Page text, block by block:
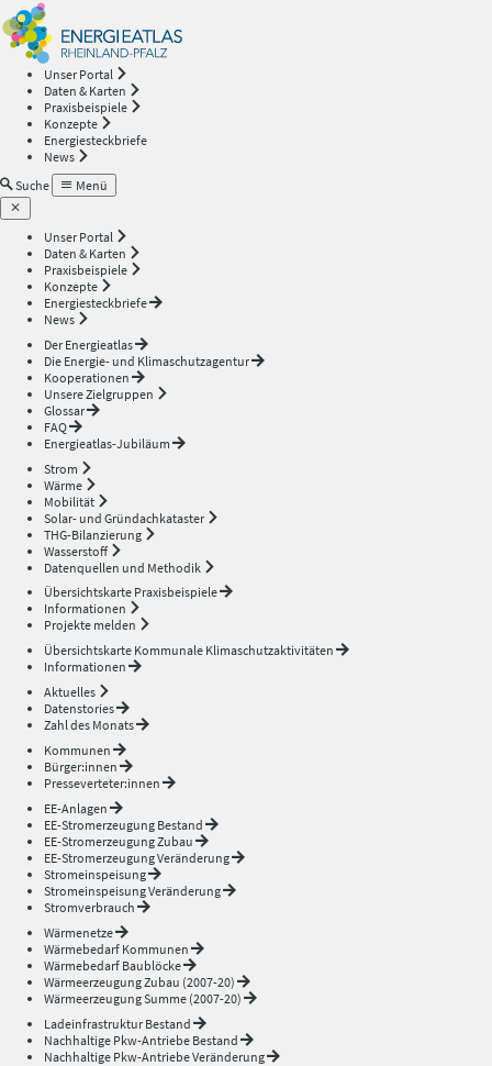
Unser Portal
Daten & Karten
Praxisbeispiele
Konzepte
Energiesteckbriefe
News
Suche
Menü
Unser Portal
Daten & Karten
Praxisbeispiele
Konzepte
Energiesteckbriefe
News
Der Energieatlas
Die Energie- und Klimaschutzagentur
Kooperationen
Unsere Zielgruppen
Glossar
FAQ
Energieatlas-Jubiläum
Strom
Wärme
Mobilität
Solar- und Gründachkataster
THG-Bilanzierung
Wasserstoff
Datenquellen und Methodik
Übersichtskarte Praxisbeispiele
Informationen
Projekte melden
Übersichtskarte Kommunale Klimaschutzaktivitäten
Informationen
Aktuelles
Datenstories
Zahl des Monats
Kommunen
Bürger:innen
Presseverteter:innen
EE-Anlagen
EE-Stromerzeugung Bestand
EE-Stromerzeugung Zubau
EE-Stromerzeugung Veränderung
Stromeinspeisung
Stromeinspeisung Veränderung
Stromverbrauch
Wärmenetze
Wärmebedarf Kommunen
Wärmebedarf Baublöcke
Wärmeerzeugung Zubau (2007-20)
Wärmeerzeugung Summe (2007-20)
Ladeinfrastruktur Bestand
Nachhaltige Pkw-Antriebe Bestand
Nachhaltige Pkw-Antriebe Veränderung